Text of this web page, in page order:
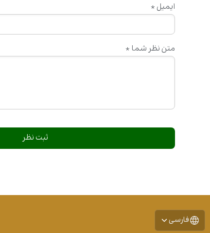
متن نظر شما *
ایمیل *
فارسی